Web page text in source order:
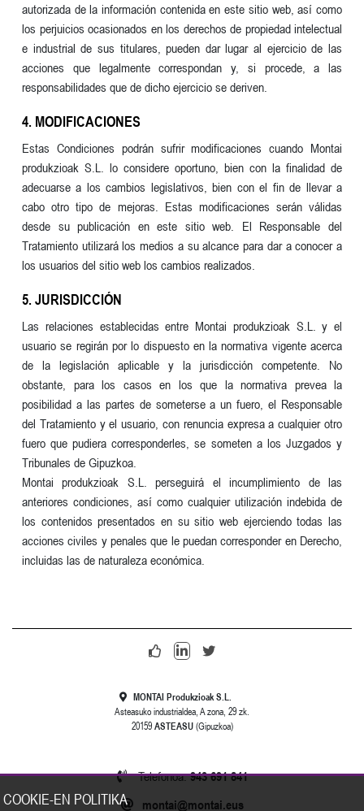
autorizada de la información contenida en este sitio web, así como
los perjuicios ocasionados en los derechos de propiedad intelectual
e industrial de sus titulares, pueden dar lugar al ejercicio de las
acciones que legalmente correspondan y, si procede, a las
responsabilidades que de dicho ejercicio se deriven.
4. MODIFICACIONES
Estas Condiciones podrán sufrir modificaciones cuando Montai
produkzioak S.L. lo considere oportuno, bien con la finalidad de
adecuarse a los cambios legislativos, bien con el fin de llevar a
cabo otro tipo de mejoras. Estas modificaciones serán válidas
desde su publicación en este sitio web. El Responsable del
Tratamiento utilizará los medios a su alcance para dar a conocer a
los usuarios del sitio web los cambios realizados.
5. JURISDICCIÓN
Las relaciones establecidas entre Montai produkzioak S.L. y el
usuario se regirán por lo dispuesto en la normativa vigente acerca
de la legislación aplicable y la jurisdicción competente. No
obstante, para los casos en los que la normativa prevea la
posibilidad a las partes de someterse a un fuero, el Responsable
del Tratamiento y el usuario, con renuncia expresa a cualquier otro
fuero que pudiera corresponderles, se someten a los Juzgados y
Tribunales de Gipuzkoa.
Montai produkzioak S.L. perseguirá el incumplimiento de las
anteriores condiciones, así como cualquier utilización indebida de
los contenidos presentados en su sitio web ejerciendo todas las
acciones civiles y penales que le puedan corresponder en Derecho,
incluidas las de naturaleza económica.
MONTAI Produkzioak S.L.
Asteasuko industrialdea, A zona, 29 zk.
20159 ASTEASU(Gipuzkoa)
Telefonoa:943 691 841
montai@montai.eus
COOKIE-EN POLITIKA